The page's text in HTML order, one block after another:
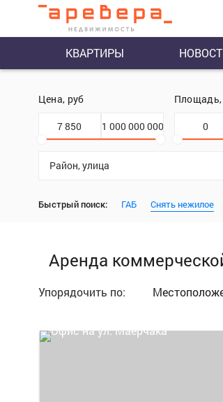
КВАРТИРЫ
Цена, руб
Район, улица
Быстрый поиск: ГАБ Снять нежилое
Аренда
Упорядочить по: